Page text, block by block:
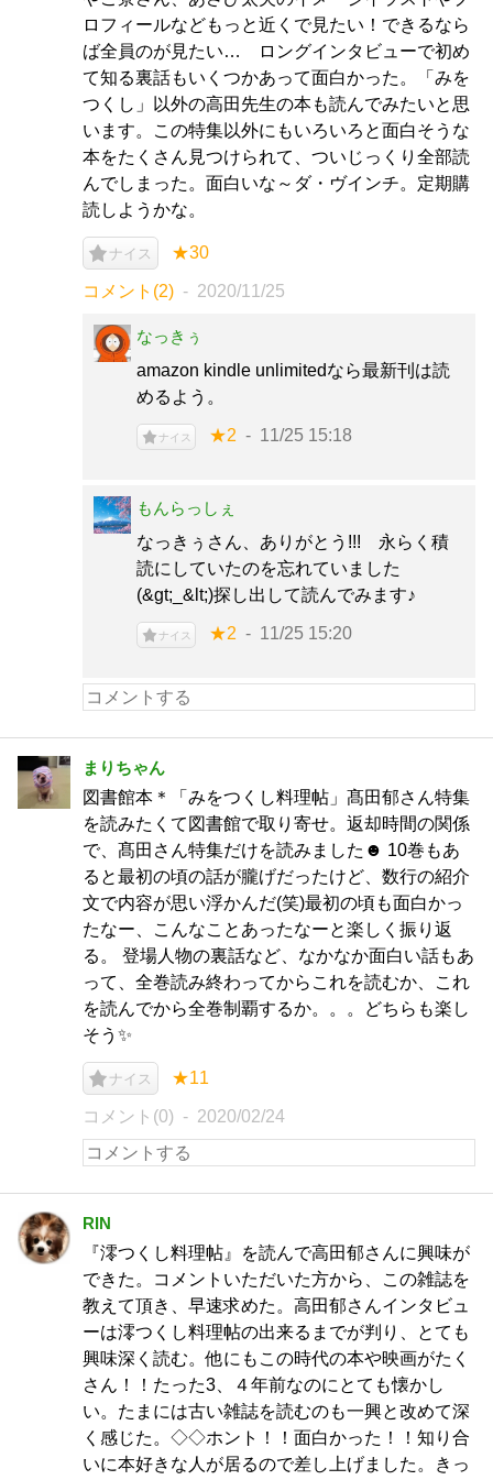
ロフィールなどもっと近くで見たい！できるなら
ば全員のが見たい… ロングインタビューで初め
て知る裏話もいくつかあって面白かった。「みを
つくし」以外の高田先生の本も読んでみたいと思
います。この特集以外にもいろいろと面白そうな
本をたくさん見つけられて、ついじっくり全部読
んでしまった。面白いな～ダ・ヴインチ。定期購
読しようかな。
ナイス ★30
コメント(2) 2020/11/25
なっきぅ
amazon kindle unlimitedなら最新刊は読
めるよう。
ナイス ★2 11/25 15:18
もんらっしぇ
なっきぅさん、ありがとう!!! 永らく積
読にしていたのを忘れていました
(&gt;_&lt;)探し出して読んでみます♪
ナイス ★2 11/25 15:20
まりちゃん
図書館本＊「みをつくし料理帖」髙田郁さん特集
を読みたくて図書館で取り寄せ。返却時間の関係
で、髙田さん特集だけを読みました☻ 10巻もあ
ると最初の頃の話が朧げだったけど、数行の紹介
文で内容が思い浮かんだ(笑)最初の頃も面白かっ
たなー、こんなことあったなーと楽しく振り返
る。 登場人物の裏話など、なかなか面白い話もあ
って、全巻読み終わってからこれを読むか、これ
を読んでから全巻制覇するか。。。どちらも楽し
そう✨
ナイス ★11
コメント(0) 2020/02/24
RIN
『澪つくし料理帖』を読んで高田郁さんに興味が
できた。コメントいただいた方から、この雑誌を
教えて頂き、早速求めた。高田郁さんインタビュ
ーは澪つくし料理帖の出来るまでが判り、とても
興味深く読む。他にもこの時代の本や映画がたく
さん！！たった3、４年前なのにとても懐かし
い。たまには古い雑誌を読むのも一興と改めて深
く感じた。◇◇ホント！！面白かった！！知り合
いに本好きな人が居るので差し上げました。きっ